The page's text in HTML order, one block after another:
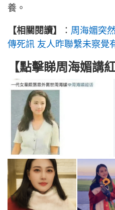
養。
【相關閱讀】 ： 周海媚突
傳死訊 友人昨聯繫未察覺
【點擊睇周海媚講